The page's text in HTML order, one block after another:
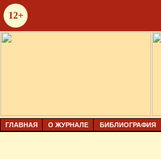
12+
ГЛАВНАЯ О ЖУРНАЛЕ БИБЛИОГРАФИЯ